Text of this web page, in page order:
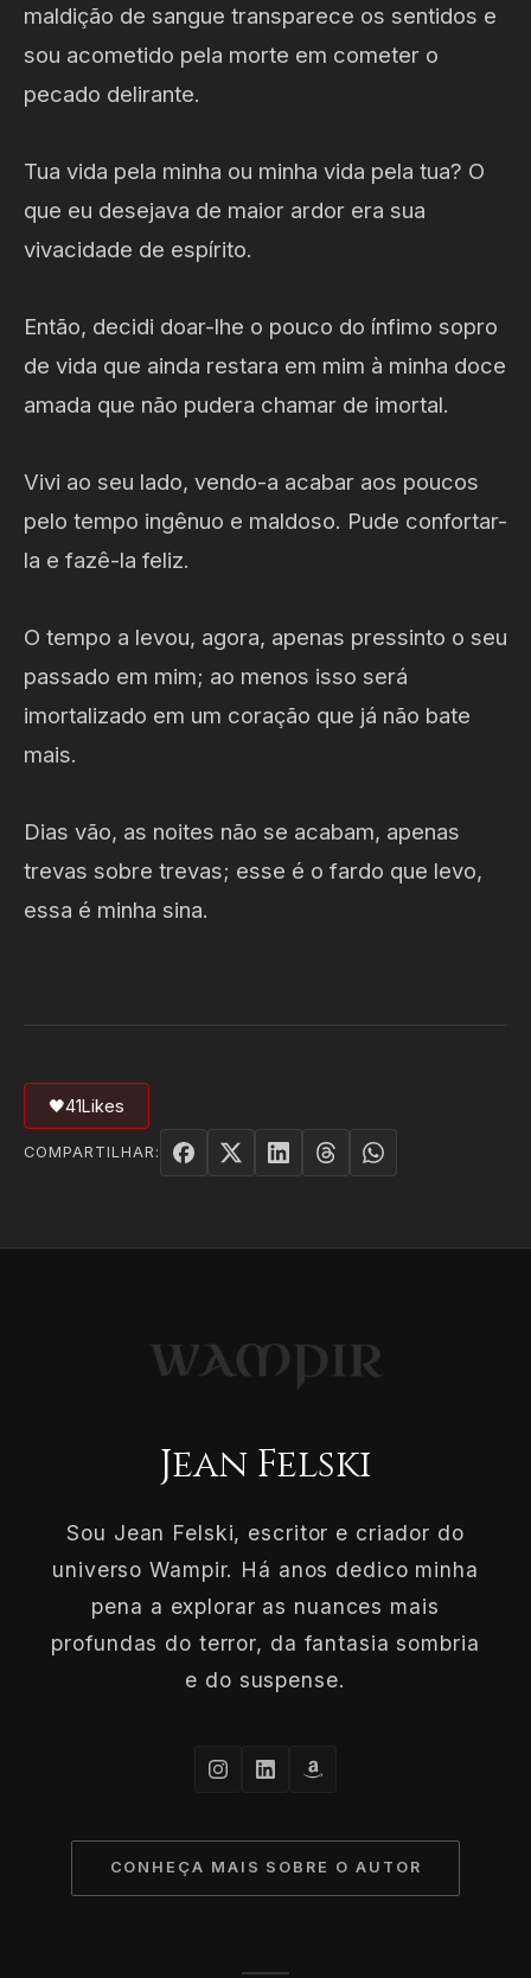
maldição de sangue transparece os sentidos e
sou acometido pela morte em cometer o
pecado delirante.
Tua vida pela minha ou minha vida pela tua? O
que eu desejava de maior ardor era sua
vivacidade de espírito.
Então, decidi doar-lhe o pouco do ínfimo sopro
de vida que ainda restara em mim à minha doce
amada que não pudera chamar de imortal.
Vivi ao seu lado, vendo-a acabar aos poucos
pelo tempo ingênuo e maldoso. Pude confortar-
la e fazê-la feliz.
O tempo a levou, agora, apenas pressinto o seu
passado em mim; ao menos isso será
imortalizado em um coração que já não bate
mais.
Dias vão, as noites não se acabam, apenas
trevas sobre trevas; esse é o fardo que levo,
essa é minha sina.
🖤41Likes
COMPARTILHAR:
Jean Felski
Sou Jean Felski, escritor e criador do
universo Wampir. Há anos dedico minha
pena a explorar as nuances mais
profundas do terror, da fantasia sombria
e do suspense.
CONHEÇA MAIS SOBRE O AUTOR